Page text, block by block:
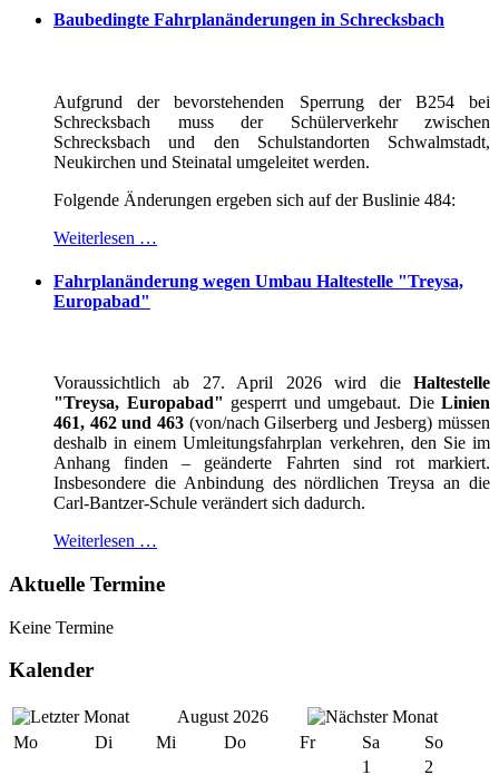
Baubedingte Fahrplanänderungen in Schrecksbach
Aufgrund der bevorstehenden Sperrung der B254 bei
Schrecksbach muss der Schülerverkehr zwischen
Schrecksbach und den Schulstandorten Schwalmstadt,
Neukirchen und Steinatal umgeleitet werden.
Folgende Änderungen ergeben sich auf der Buslinie 484:
Weiterlesen …
Fahrplanänderung wegen Umbau Haltestelle "Treysa,
Europabad"
Voraussichtlich ab 27. April 2026 wird die Haltestelle
"Treysa, Europabad" gesperrt und umgebaut. DieLinien
461, 462 und 463(von/nach Gilserberg und Jesberg) müssen
deshalb in einem Umleitungsfahrplan verkehren, den Sie im
Anhang finden – geänderte Fahrten sind rot markiert.
Insbesondere die Anbindung des nördlichen Treysa an die
Carl-Bantzer-Schule verändert sich dadurch.
Weiterlesen …
Aktuelle Termine
Keine Termine
Kalender
August 2026
Mo
Di Mi Do Fr Sa
So
1
2